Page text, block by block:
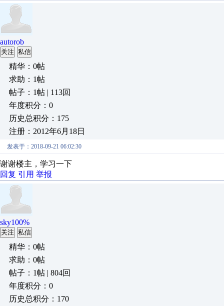
autorob
关注 私信
精华：0帖
求助：1帖
帖子：1帖 | 113回
年度积分：0
历史总积分：175
注册：2012年6月18日
发表于：2018-09-21 06:02:30
谢谢楼主，学习一下
回复 引用 举报
sky100%
关注 私信
精华：0帖
求助：0帖
帖子：1帖 | 804回
年度积分：0
历史总积分：170